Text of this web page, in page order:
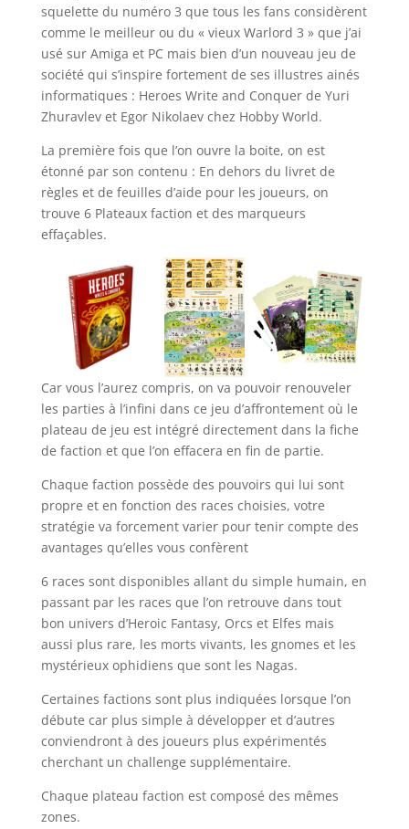
squelette du numéro 3 que tous les fans considèrent
comme le meilleur ou du « vieux Warlord 3 » que j’ai
usé sur Amiga et PC mais bien d’un nouveau jeu de
société qui s’inspire fortement de ses illustres ainés
informatiques : Heroes Write and Conquer de Yuri
Zhuravlev et Egor Nikolaev chez Hobby World.
La première fois que l’on ouvre la boite, on est
étonné par son contenu : En dehors du livret de
règles et de feuilles d’aide pour les joueurs, on
trouve 6 Plateaux faction et des marqueurs
effaçables.
Car vous l’aurez compris, on va pouvoir renouveler
les parties à l’infini dans ce jeu d’affrontement où le
plateau de jeu est intégré directement dans la fiche
de faction et que l’on effacera en fin de partie.
Chaque faction possède des pouvoirs qui lui sont
propre et en fonction des races choisies, votre
stratégie va forcement varier pour tenir compte des
avantages qu’elles vous confèrent
6 races sont disponibles allant du simple humain, en
passant par les races que l’on retrouve dans tout
bon univers d’Heroic Fantasy, Orcs et Elfes mais
aussi plus rare, les morts vivants, les gnomes et les
mystérieux ophidiens que sont les Nagas.
Certaines factions sont plus indiquées lorsque l’on
débute car plus simple à développer et d’autres
conviendront à des joueurs plus expérimentés
cherchant un challenge supplémentaire.
Chaque plateau faction est composé des mêmes
zones.